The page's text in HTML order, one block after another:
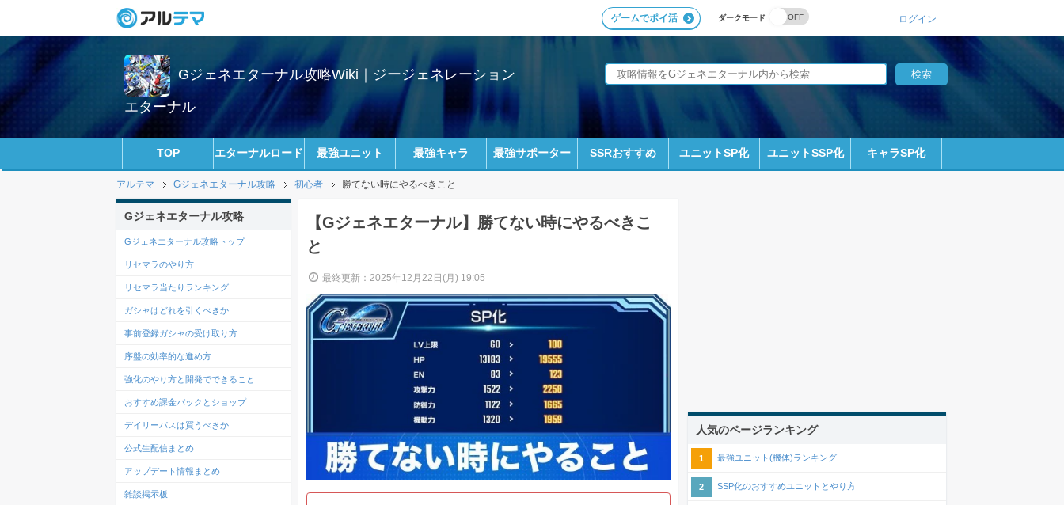
ダークモード
ゲームでポイ活 ログイン
Gジェネエターナル攻略Wiki｜ジージェネレーション
エターナル
TOP エターナルロード 最強ユニット 最強キャラ 最強サポーター SSRおすすめ ユニットSP化 ユニットSSP化 キャラSP化
アルテマ Gジェネエターナル攻略 初心者 勝てない時にやるべきこと
【Gジェネエターナル】勝てない時にやるべきこ
と
最終更新：2025年12月22日(月) 19:05
Gジェネエターナル攻略
Gジェネエターナル攻略トップ
リセマラのやり方
リセマラ当たりランキング
ガシャはどれを引くべきか
事前登録ガシャの受け取り方
序盤の効率的な進め方
強化のやり方と開発でできること
おすすめ課金パックとショップ
デイリーパスは買うべきか
公式生配信まとめ
アップデート情報まとめ
雑談掲示板
人気のページランキング
最強ユニット(機体)ランキング
SSP化のおすすめユニットとやり方